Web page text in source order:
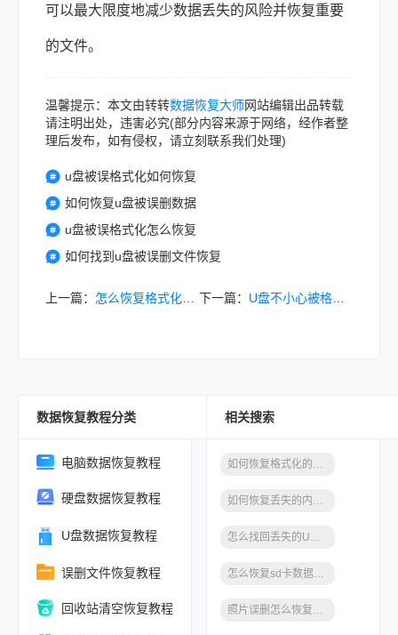
可以最大限度地减少数据丢失的风险并恢复重要
的文件。
温馨提示：本文由转转数据恢复大师网站编辑出品转载
请注明出处，违害必究(部分内容来源于网络，经作者整
理后发布，如有侵权，请立刻联系我们处理)
u盘被误格式化如何恢复
如何恢复u盘被误删数据
u盘被误格式化怎么恢复
如何找到u盘被误删文件恢复
上一篇： 怎么恢复格式化之前的数据？学会这两招恢复数据不用愁!！ 下一篇： U盘不小心被格式化后，数据还能恢复吗？这个教程马上学会!
数据恢复教程分类
电脑数据恢复教程
硬盘数据恢复教程
U盘数据恢复教程
误删文件恢复教程
回收站清空恢复教程
相关搜索
如何恢复格式化的数据，分享一种简单的方法
如何恢复丢失的内存卡数据，分享一种简单的方法
怎么找回丢失的U盘数据，分享一种简单的方法
怎么恢复sd卡数据，分享一种简单的方法
照片误删怎么恢复，分享一种简单的方法